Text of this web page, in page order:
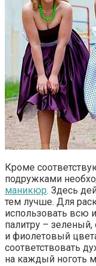
Кроме
подружками
маникюр. Здесь
тем лучше. Для
использовать всю
палитру –
и фиолетовый
соответствовать
на каждый ноготь